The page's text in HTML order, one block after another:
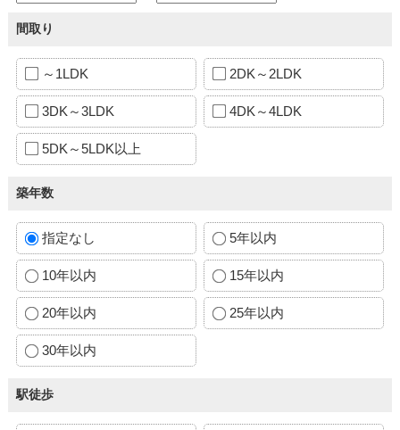
間取り
～1LDK 2DK～2LDK
3DK～3LDK 4DK～4LDK
5DK～5LDK以上
築年数
指定なし 5年以内
10年以内 15年以内
20年以内 25年以内
30年以内
駅徒歩